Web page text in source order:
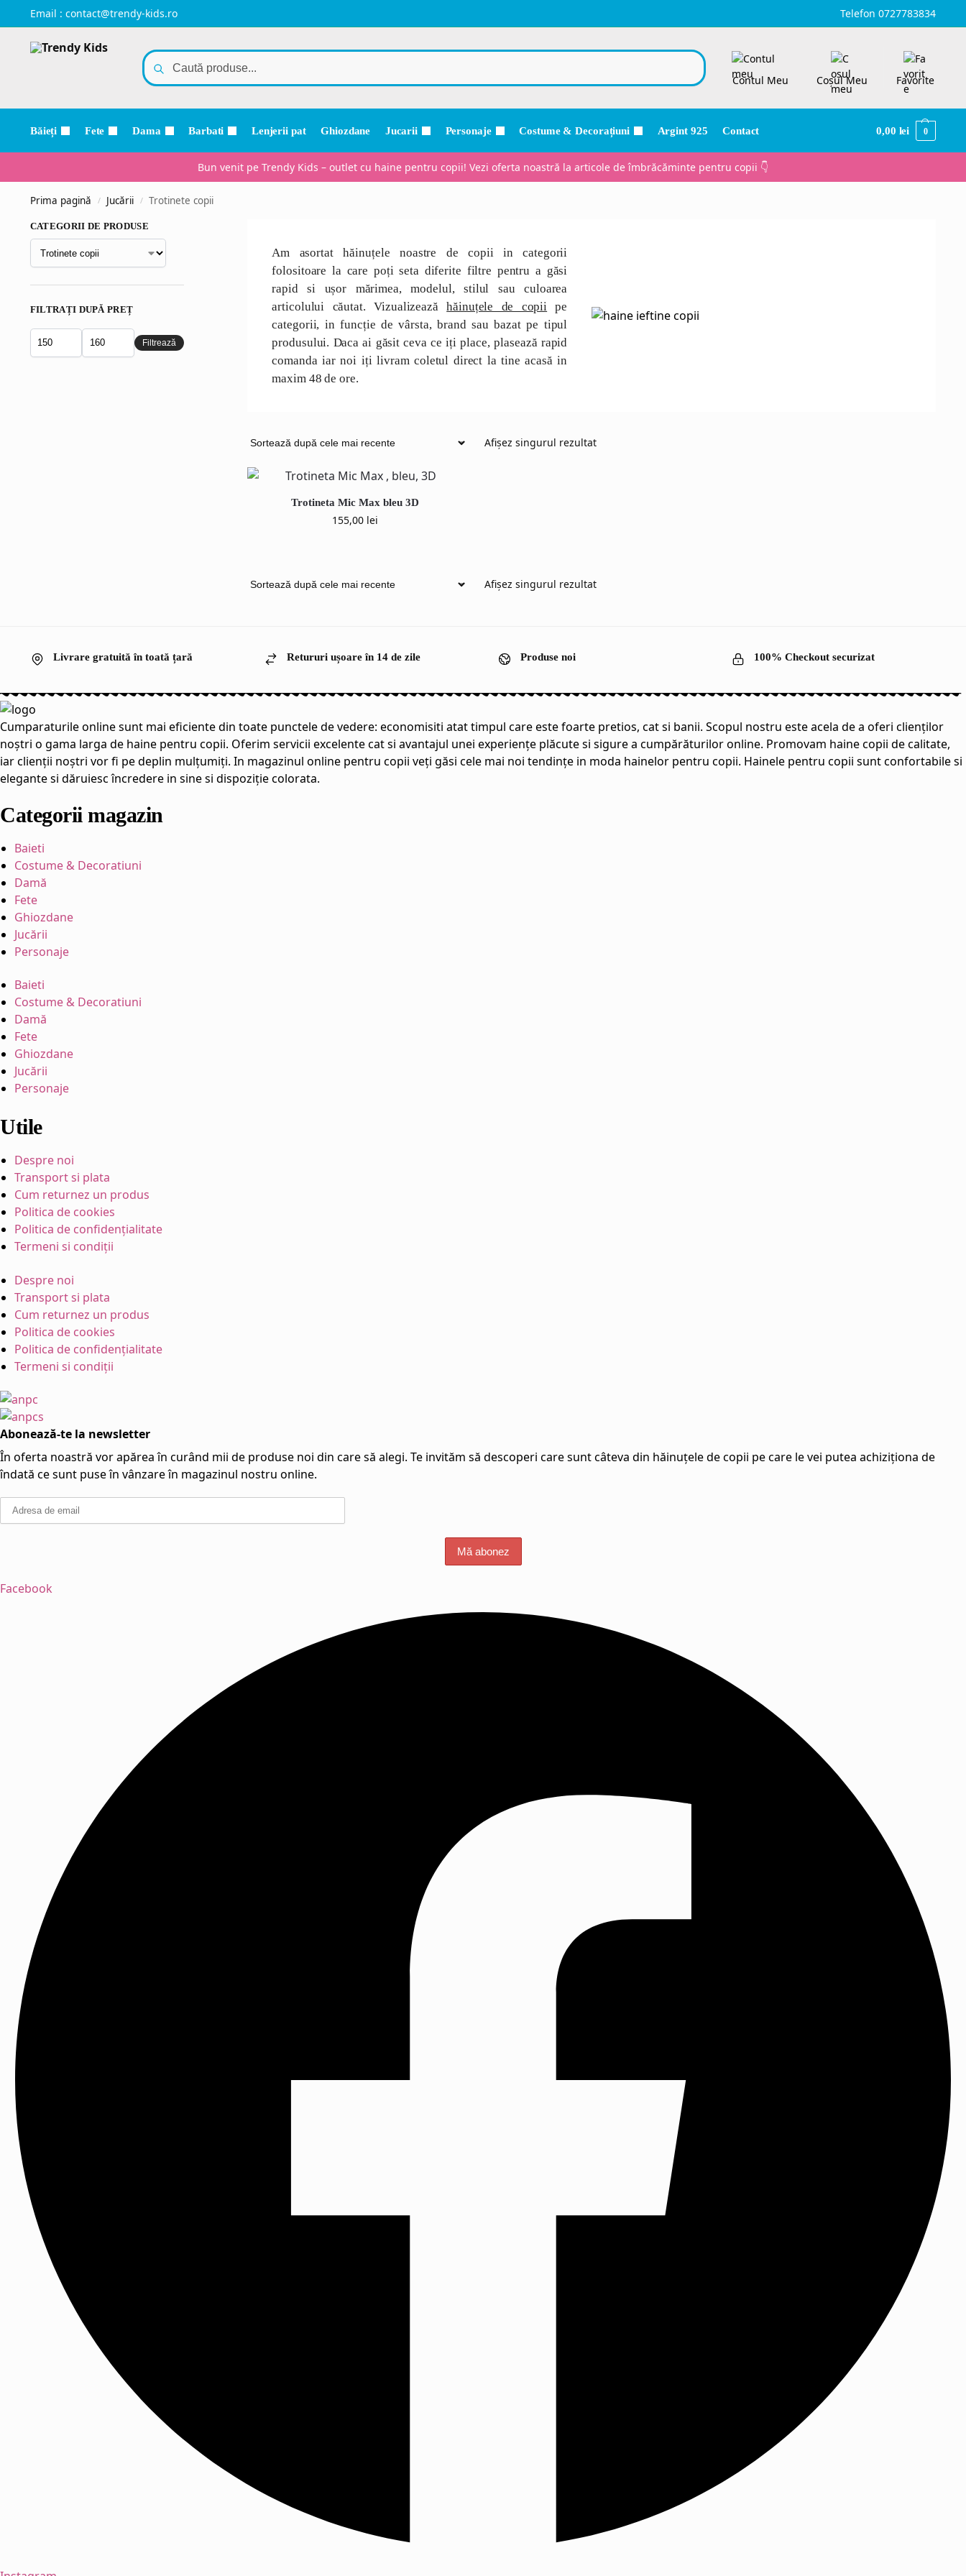
Email : contact@trendy-kids.ro Telefon 0727783834
Caută
Contul Meu Coșul Meu Favorite
Băieți Fete Dama Barbati Lenjerii pat Ghiozdane Jucarii Personaje Costume & Decorațiuni Argint 925 Contact 0,00 lei 0
Bun venit pe Trendy Kids – outlet cu haine pentru copii! Vezi oferta noastră la articole de îmbrăcăminte pentru copii 👇
Prima pagină / Jucării / Trotinete copii
Am asortat hăinuțele noastre de copii in categorii
folositoare la care poți seta diferite filtre pentru a găsi
rapid si ușor mărimea, modelul, stilul sau culoarea
articolului căutat. Vizualizeazăhăinuțele de copii pe
categorii, in funcție de vârsta, brand sau bazat pe tipul
produsului. Daca ai găsit ceva ce iți place, plasează rapid
comanda iar noi iți livram coletul direct la tine acasă in
maxim 48 de ore.
Afișez singurul rezultat
Trotineta Mic Max bleu 3D
155,00 lei
Afișez singurul rezultat
CATEGORII DE PRODUSE
FILTRAȚI DUPĂ PREȚ
Filtrează
Livrare gratuită în toată țară Retururi ușoare în 14 de zile Produse noi 100% Checkout securizat
Cumparaturile online sunt mai eficiente din toate punctele de vedere: economisiti atat timpul care este foarte pretios, cat si banii. Scopul nostru este acela de a oferi clienților
noștri o gama larga de haine pentru copii. Oferim servicii excelente cat si avantajul unei experiențe plăcute si sigure a cumpărăturilor online. Promovam haine copii de calitate,
iar clienții noștri vor fi pe deplin mulțumiți. In magazinul online pentru copii veți găsi cele mai noi tendințe in moda hainelor pentru copii. Hainele pentru copii sunt confortabile si
elegante si dăruiesc încredere in sine si dispoziție colorata.
Categorii magazin
Baieti
Costume & Decoratiuni
Damă
Fete
Ghiozdane
Jucării
Personaje
Baieti
Costume & Decoratiuni
Damă
Fete
Ghiozdane
Jucării
Personaje
Utile
Despre noi
Transport si plata
Cum returnez un produs
Politica de cookies
Politica de confidențialitate
Termeni si condiții
Despre noi
Transport si plata
Cum returnez un produs
Politica de cookies
Politica de confidențialitate
Termeni si condiții
Abonează-te la newsletter
În oferta noastră vor apărea în curând mii de produse noi din care să alegi. Te invităm să descoperi care sunt câteva din hăinuțele de copii pe care le vei putea achiziționa de
îndată ce sunt puse în vânzare în magazinul nostru online.
Facebook